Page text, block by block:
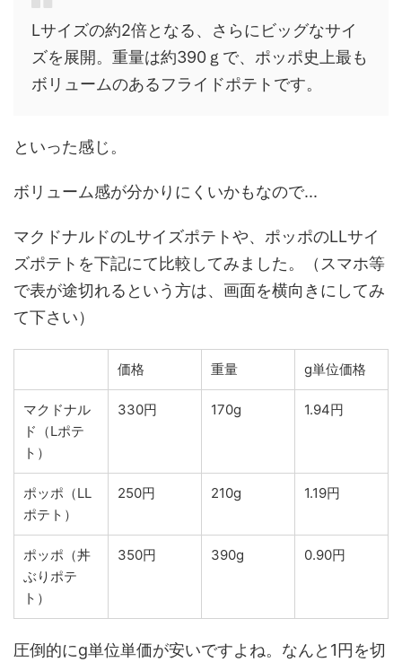
Lサイズの約2倍となる、さらにビッグなサイ
ズを展開。重量は約390ｇで、ポッポ史上最も
ボリュームのあるフライドポテトです。
といった感じ。
ボリューム感が分かりにくいかもなので...
マクドナルドのLサイズポテトや、ポッポのLLサイ
ズポテトを下記にて比較してみました。（スマホ等
で表が途切れるという方は、画面を横向きにしてみ
て下さい）
価格 重量 g単位価格
マクドナル
ド（Lポテ
ト）
330円 170g 1.94円
ポッポ（LL
ポテト）
250円 210g 1.19円
ポッポ（丼
ぶりポテ
ト）
350円 390g 0.90円
圧倒的にg単位単価が安いですよね。なんと1円を切